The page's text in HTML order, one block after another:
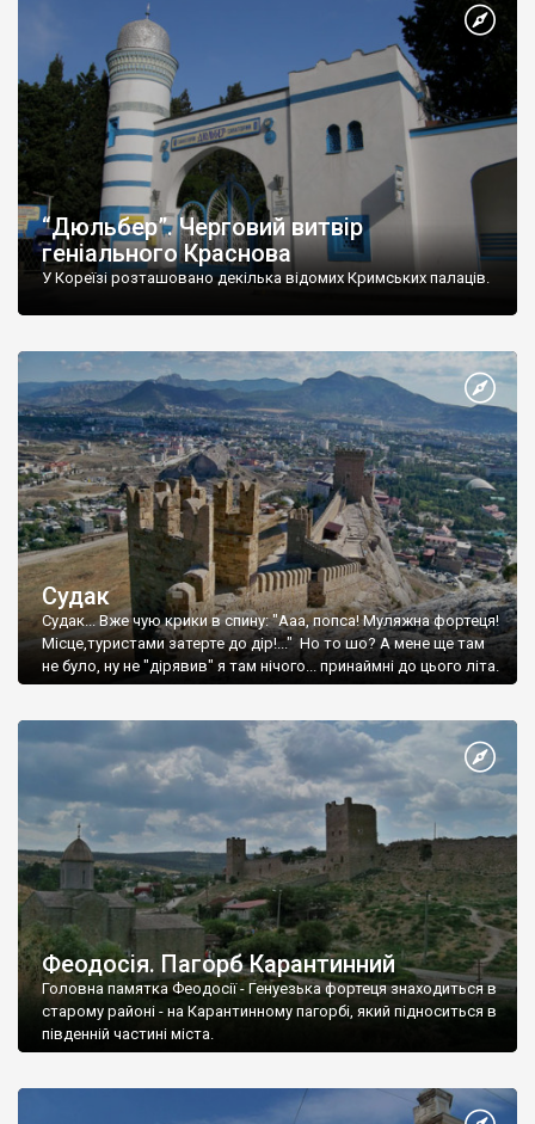
“Дюльбер”. Черговий витвір
геніального Краснова
У Кореїзі розташовано декілька відомих Кримських палаців.
Судак
Судак... Вже чую крики в спину: "Ааа, попса! Муляжна фортеця!
Місце,туристами затерте до дір!..." Но то шо? А мене ще там
не було, ну не "дірявив" я там нічого... принаймні до цього літа.
Феодосія. Пагорб Карантинний
Головна памятка Феодосії - Генуезька фортеця знаходиться в
старому районі - на Карантинному пагорбі, який підноситься в
південній частині міста.